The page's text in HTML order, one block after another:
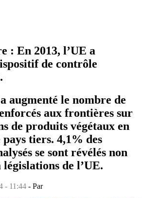
: En 2013, l’UE a
de contrôle
augmenté le nombre de
aux frontières sur
de produits végétaux en
tiers. 4,1% des
se sont révélés non
de l’UE.
- 11:44 - Par